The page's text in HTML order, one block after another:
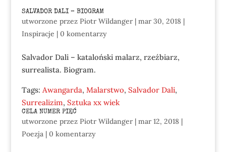
SALVADOR DALI – BIOGRAM
utworzone przez Piotr Wildanger| mar 30, 2018|
Inspiracje | 0 komentarzy
Salvador Dali – kataloński malarz, rzeźbiarz,
surrealista. Biogram.
Tags: Awangarda, Malarstwo, Salvador Dali,
Surrealizim, Sztuka xx wiek
CELA NUMER PIĘĆ
utworzone przez Piotr Wildanger| mar 12, 2018|
Poezja| 0 komentarzy